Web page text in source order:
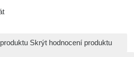
Skrýt hodnocení produktu